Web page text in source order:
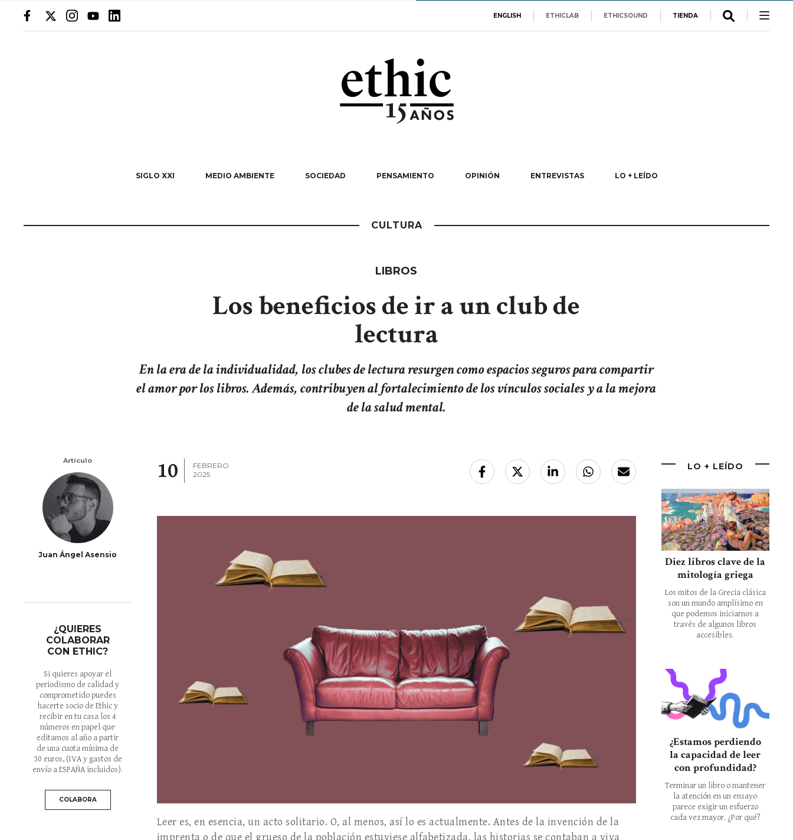
ENGLISH ETHICLAB ETHICSOUND TIENDA
SIGLO XXI MEDIO AMBIENTE SOCIEDAD PENSAMIENTO OPINIÓN ENTREVISTAS LO + LEÍDO
CULTURA
LIBROS
Los beneficios de ir a un club de
lectura
En la era de la individualidad, los clubes de lectura resurgen como espacios seguros para compartir
el amor por los libros. Además, contribuyen al fortalecimiento de los vínculos sociales y a la mejora
de la salud mental.
Artículo
Juan Ángel Asensio
¿QUIERES
COLABORAR
CON ETHIC?
Si quieres apoyar el
periodismo de calidad y
comprometido puedes
hacerte socio de Ethic y
recibir en tu casa los 4
números en papel que
editamos al año a partir
de una cuota mínima de
30 euros, (IVA y gastos de
envío a ESPAÑA incluidos).
COLABORA
10
FEBRERO
2025
Leer es, en esencia, un acto solitario. O, al menos, así lo es actualmente. Antes de la invención de la
LO + LEÍDO
Diez libros clave de la
mitología griega
Los mitos de la Grecia clásica
son un mundo amplísimo en
que podemos iniciarnos a
través de algunos libros
accesibles.
¿Estamos perdiendo
la capacidad de leer
con profundidad?
Terminar un libro o mantener
la atención en un ensayo
parece exigir un esfuerzo
cada vez mayor. ¿Por qué?